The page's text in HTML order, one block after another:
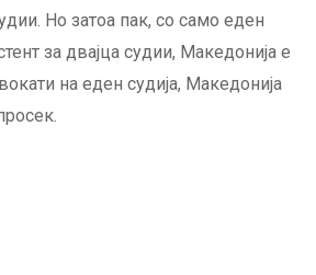
Но затоа пак, со само еден
за двајца судии, Македонија е
на еден судија, Македонија